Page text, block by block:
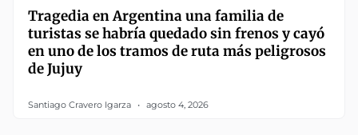
Tragedia en Argentina una familia de
turistas se habría quedado sin frenos y cayó
en uno de los tramos de ruta más peligrosos
de Jujuy
Santiago Cravero Igarza agosto 4, 2026